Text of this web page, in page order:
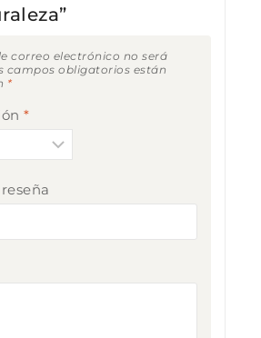
correo electrónico no será
campos obligatorios están
*
*